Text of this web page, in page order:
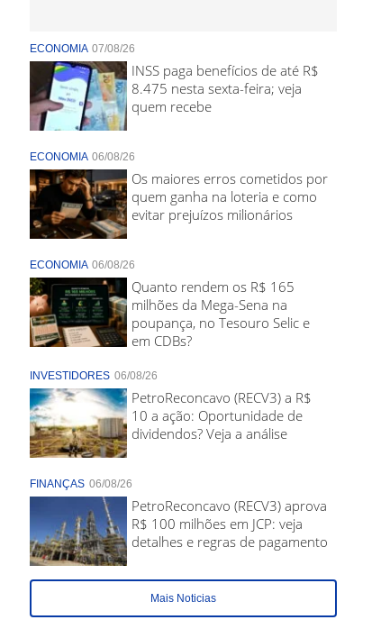
ECONOMIA 07/08/26
INSS paga benefícios de até R$
8.475 nesta sexta-feira; veja
quem recebe
ECONOMIA 06/08/26
Os maiores erros cometidos por
quem ganha na loteria e como
evitar prejuízos milionários
ECONOMIA 06/08/26
Quanto rendem os R$ 165
milhões da Mega-Sena na
poupança, no Tesouro Selic e
em CDBs?
INVESTIDORES 06/08/26
PetroReconcavo (RECV3) a R$
10 a ação: Oportunidade de
dividendos? Veja a análise
FINANÇAS 06/08/26
PetroReconcavo (RECV3) aprova
R$ 100 milhões em JCP: veja
detalhes e regras de pagamento
Mais Noticias